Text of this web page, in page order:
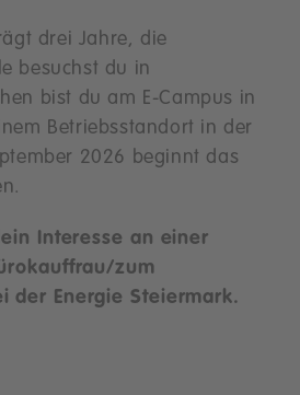
drei Jahre, die
besuchst du in
bist du am E-Campus in
Betriebsstandort in der
2026 beginnt das
Interesse an einer
zum
der Energie Steiermark.